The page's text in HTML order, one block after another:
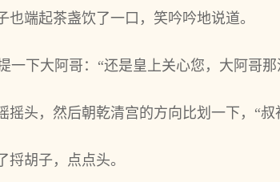
也端起茶盏饮了一口，笑吟吟地说道。
一下大阿哥：“还是皇上关心您，大阿哥那
摇头，然后朝乾清宫的方向比划一下，“
捋胡子，点点头。